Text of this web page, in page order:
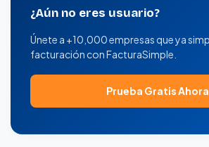
¿Aún no eres usuario?
Únete a +10,000 empresas que ya
facturación con FacturaSimple.
Prueba Gratis Ahora